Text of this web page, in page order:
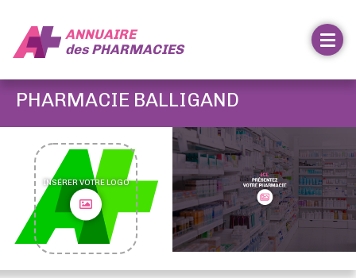
ANNUAIRE
desPHARMACIES
PHARMACIE BALLIGAND
INSÉRER VOTRE LOGO